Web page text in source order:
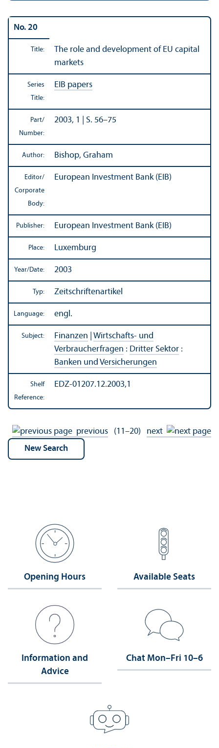
No. 20
Title:
The role and development of EU capital
markets
Series
Title:
EIB papers
Part/
Number:
2003, 1 | S. 56–75
Author: Bishop, Graham
Editor/
Corporate
Body:
European Investment Bank (EIB)
Publisher: European Investment Bank (EIB)
Place: Luxemburg
Year/Date: 2003
Typ: Zeitschriftenartikel
Language: engl.
Subject: Finanzen
Wirtschafts- und
Verbraucherfragen : Dritter Sektor :
Banken und Versicherungen
Shelf
Reference:
EDZ-01207.12.2003,1
previous (11–20) next
Opening Hours Available Seats
Information and
Advice
Chat Mon–Fri 10–6